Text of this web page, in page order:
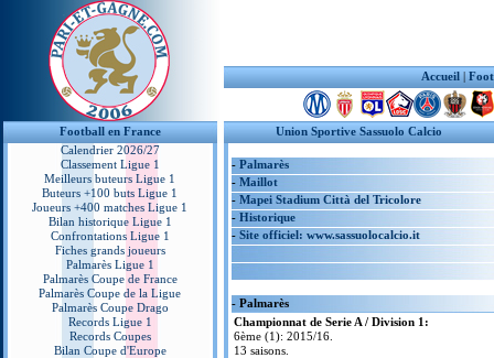
Accueil |
Football en France
Calendrier 2026/27
Classement Ligue 1
Meilleurs buteurs Ligue 1
Buteurs +100 buts Ligue 1
Joueurs +400 matches Ligue 1
Bilan historique Ligue 1
Confrontations Ligue 1
Fiches grands joueurs
Palmarès Ligue 1
Palmarès Coupe de France
Palmarès Coupe de la Ligue
Palmarès Coupe Drago
Records Ligue 1
Records Coupes
Bilan Coupe d'Europe
Union Sportive Sassuolo Calcio
- Palmarès
- Maillot
- Mapei Stadium Città del Tricolore
- Historique
- Site officiel: www.sassuolocalcio.it
- Palmarès
Championnat de Serie A / Division 1:
6ème (1): 2015/16.
13 saisons.